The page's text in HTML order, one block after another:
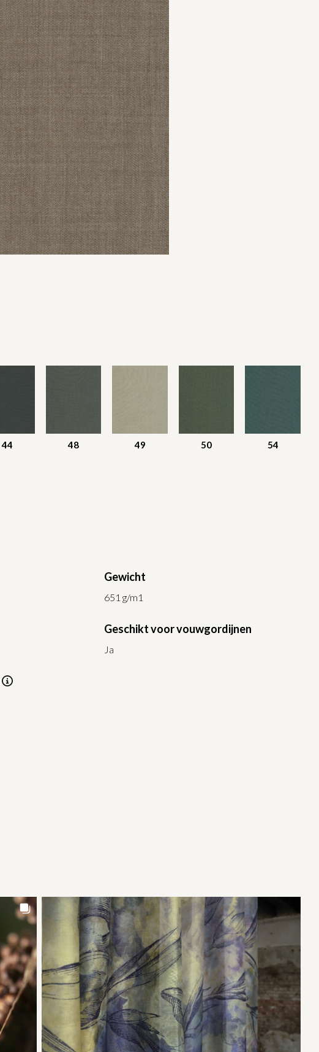
44 48 49 50 54
Gewicht
651 g/m1
Geschikt voor vouwgordijnen
Ja